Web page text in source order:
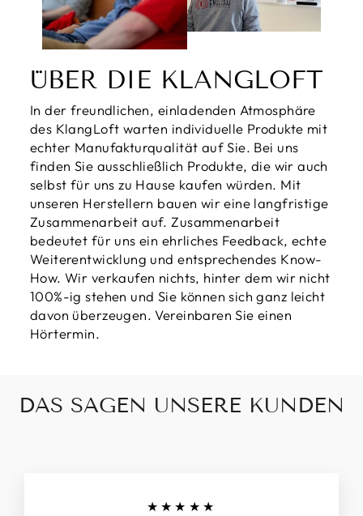
ÜBER DIE KLANGLOFT
In der freundlichen, einladenden Atmosphäre
des KlangLoft warten individuelle Produkte mit
echter Manufakturqualität auf Sie. Bei uns
finden Sie ausschließlich Produkte, die wir auch
selbst für uns zu Hause kaufen würden. Mit
unseren Herstellern bauen wir eine langfristige
Zusammenarbeit auf. Zusammenarbeit
bedeutet für uns ein ehrliches Feedback, echte
Weiterentwicklung und entsprechendes Know-
How. Wir verkaufen nichts, hinter dem wir nicht
100%-ig stehen und Sie können sich ganz leicht
davon überzeugen. Vereinbaren Sie einen
Hörtermin.
DAS SAGEN UNSERE KUNDEN
★★★★★